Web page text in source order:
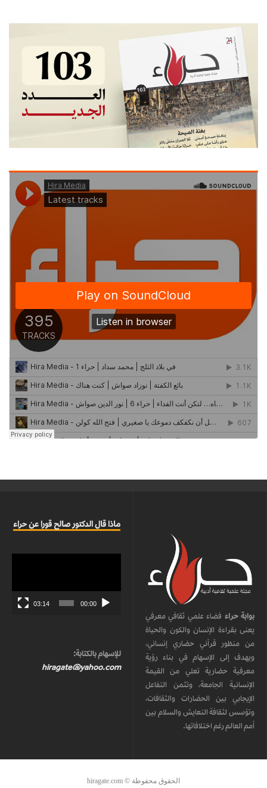
بوابة حراء فضاء علمي ثقافي معرفي
يعنى بقراءة الإنسان والكون والحياة
من منظور قرآني حضاري إنساني،
ويهدف إلى الإسهام في بناء رؤية
معرفية حضارية تعلي من القيمة
الإنسانية الجامعة، وتثمن التفاعل
الإيجابي بين الحضارات والثقافات،
وتؤسس لثقافة التعايش والسلام بين
أمم العالم رغم اختلافاتها.
ماذا قال الدكتور صالح قورا عن حراء
00:00
03:14
للإسهام بالكتابة:
hiragate@yahoo.com
الحقوق محفوظة © hiragate.com